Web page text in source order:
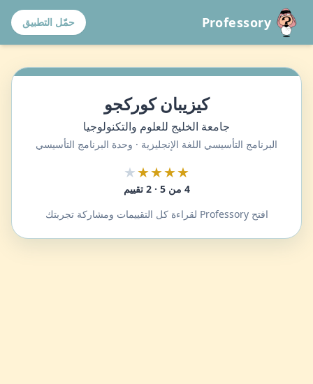
Professory حمّل التطبيق
كيزيبان كوركجو
جامعة الخليج للعلوم والتكنولوجيا
البرنامج التأسيسي اللغة الإنجليزية · وحدة البرنامج التأسيسي
★★★★
★
4 من 5 · 2 تقييم
افتح Professory لقراءة كل التقييمات ومشاركة تجربتك